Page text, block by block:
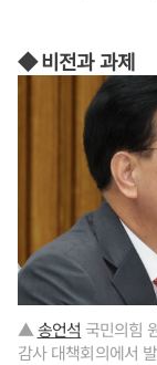
◆ 비전과 과제
▲송언석 국민의힘
감사 대책회의에서